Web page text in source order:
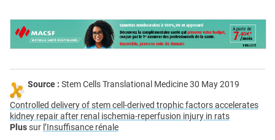
Source : Stem Cells Translational Medicine 30 May 2019
Controlled delivery of stem cell-derived trophic factors accelerates
kidney repair after renal ischemia-reperfusion injury in rats
Plussur l’Insuffisance rénale